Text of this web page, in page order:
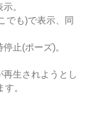
。
でも)で表示、同
止(ポーズ)。
生されようとし
。